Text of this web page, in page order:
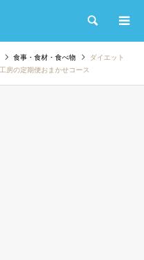
検索
食事・食材・食べ物
ダイエット
房の定期便おまかせコース